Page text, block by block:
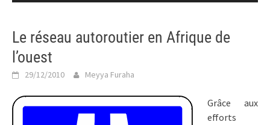
Le réseau autoroutier en Afrique de
l’ouest
29/12/2010 Meyya Furaha
Grâce aux
efforts